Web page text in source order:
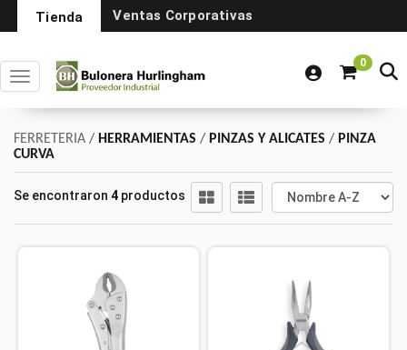
Tienda Ventas Corporativas
0
Toggle navigation
FERRETERIA / HERRAMIENTAS / PINZAS Y ALICATES / PINZA
CURVA
Se encontraron 4 productos